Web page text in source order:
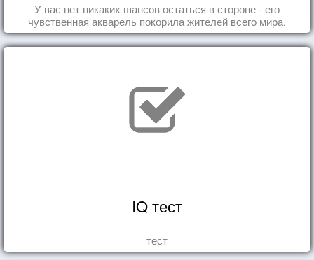
У вас нет никаких шансов остаться в стороне - его
чувственная акварель покорила жителей всего мира.
IQ тест
тест